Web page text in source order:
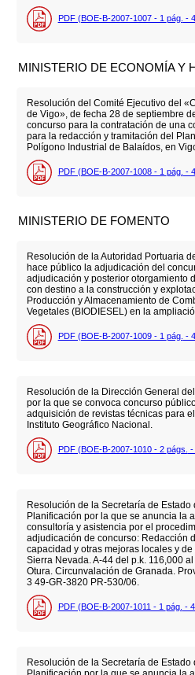
PDF (BOE-B-2007-1007 - 1 pág. -
MINISTERIO DE ECONOMÍA Y
Resolución del Comité Ejecutivo del
de Vigo», de fecha 28 de septiembre
concurso para la contratación de una
para la redacción y tramitación del
Polígono Industrial de Balaídos, en
PDF (BOE-B-2007-1008 - 1 pág. -
MINISTERIO DE FOMENTO
Resolución de la Autoridad Portuaria
hace público la adjudicación del
adjudicación y posterior otorgamiento
con destino a la construcción y
Producción y Almacenamiento de
Vegetales (BIODIESEL) en la
PDF (BOE-B-2007-1009 - 1 pág. -
Resolución de la Dirección General
por la que se convoca concurso
adquisición de revistas técnicas para
Instituto Geográfico Nacional.
PDF (BOE-B-2007-1010 - 2 págs. -
Resolución de la Secretaría de Estado
Planificación por la que se anuncia la
consultoría y asistencia por el
adjudicación de concurso: Redacción
capacidad y otras mejoras locales y
Sierra Nevada. A-44 del p.k. 116,000
Otura. Circunvalación de Granada.
3 49-GR-3820 PR-530/06.
PDF (BOE-B-2007-1011 - 1 pág. -
Resolución de la Secretaría de Estado